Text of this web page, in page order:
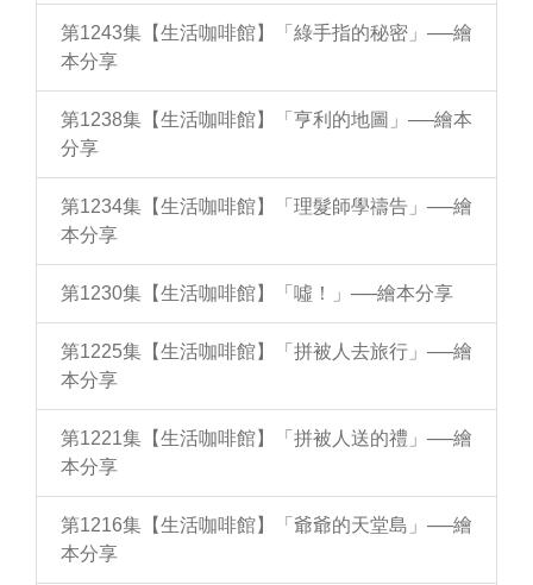
第1243集【生活咖啡館】「綠手指的秘密」──繪
本分享
第1238集【生活咖啡館】「亨利的地圖」──繪本
分享
第1234集【生活咖啡館】「理髮師學禱告」──繪
本分享
第1230集【生活咖啡館】「噓！」──繪本分享
第1225集【生活咖啡館】「拼被人去旅行」──繪
本分享
第1221集【生活咖啡館】「拼被人送的禮」──繪
本分享
第1216集【生活咖啡館】「爺爺的天堂島」──繪
本分享